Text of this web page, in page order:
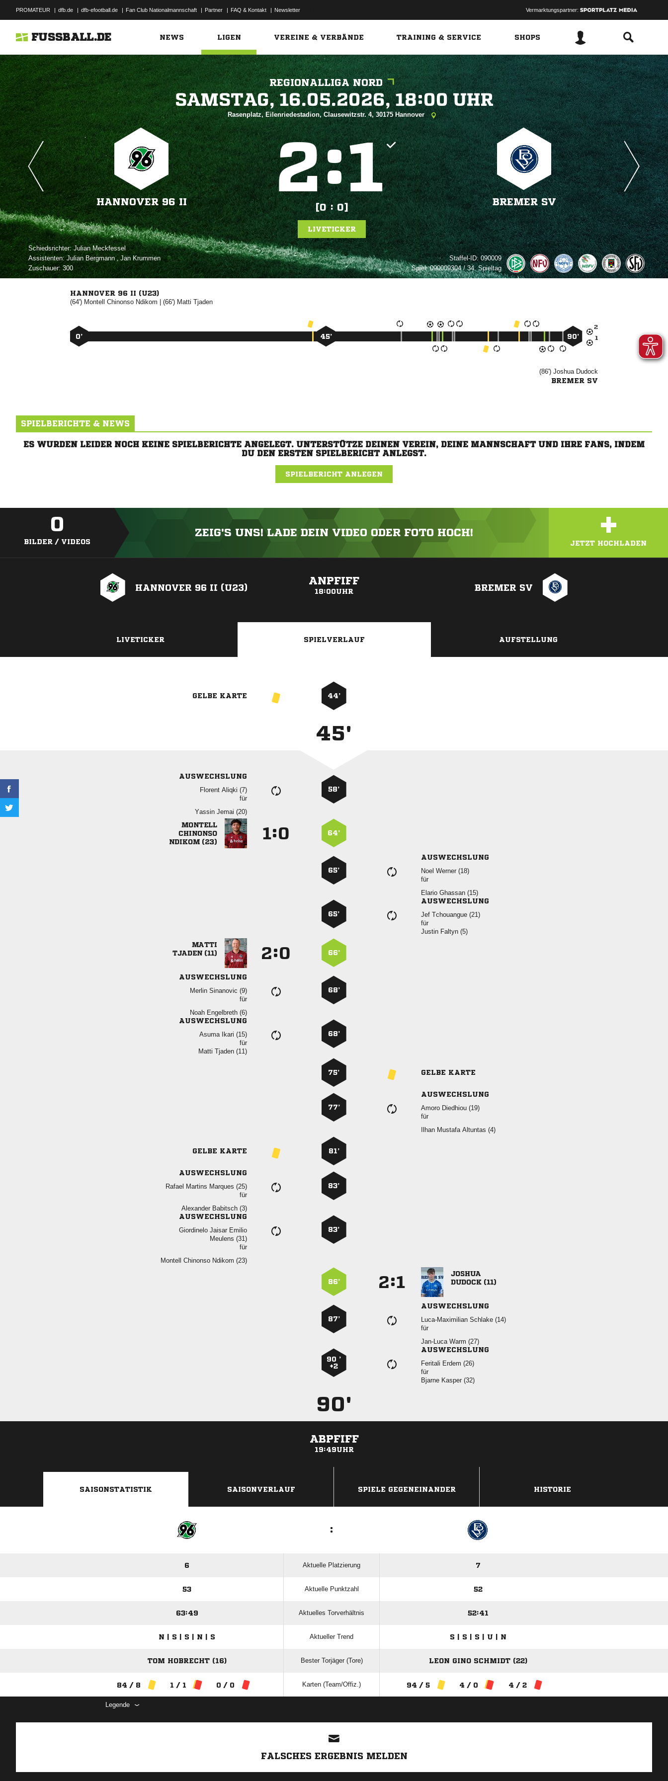
PROMATEUR | dfb.de | dfb-efootball.de | Fan Club Nationalmannschaft | Partner | FAQ & Kontakt | Newsletter Vermarktungspartner:
FUSSBALL.DE NEWS LIGEN VEREINE & VERBÄNDE TRAINING & SERVICE SHOPS
REGIONALLIGA NORD
   
Rasenplatz, Eilenriedestadion, Clausewitzstr. 4, 30175 Hannover
HANNOVER 96 II
:
[0 : 0]
BREMER SV
LIVETICKER
Schiedsrichter: 
Assistenten:   ,  
Zuschauer:300
Staffel-ID: 090009
Spiel:090009304 / 34. Spieltag
HANNOVER 96 II (U23)
(64')   | (66')  


0’ 45’ 90’
(86') 
BREMER SV
SPIELBERICHTE & NEWS
ES WURDEN LEIDER NOCH KEINE SPIELBERICHTE ANGELEGT. UNTERSTÜTZE DEINEN VEREIN, DEINE MANNSCHAFT UND IHRE FANS, INDEM
DU DEN ERSTEN SPIELBERICHT ANLEGST.
SPIELBERICHT ANLEGEN
0
BILDER / VIDEOS
ZEIG'S UNS! LADE DEIN VIDEO ODER FOTO HOCH! +
JETZT HOCHLADEN
HANNOVER 96 II (U23)
ANPFIFF
18:00UHR BREMER SV
LIVETICKER SPIELVERLAUF AUFSTELLUNG
GELBE KARTE 44’
45'
AUSWECHSLUNG
  
für
  
58’


 
: 64’
65’
AUSWECHSLUNG
  
für
  
65’
AUSWECHSLUNG
  
für
  

 
: 66’
AUSWECHSLUNG
  
für
  
68’
AUSWECHSLUNG
  
für
  
68’
75’ GELBE KARTE
77’
AUSWECHSLUNG
  
für
   
GELBE KARTE 81’
AUSWECHSLUNG
   
für
  
83’
AUSWECHSLUNG
  
 
für
   
83’
86’ :

 
87’
AUSWECHSLUNG
  
für
  
90 ’
+2
AUSWECHSLUNG
  
für
  
90'
ABPFIFF
19:49UHR
SAISONSTATISTIK SAISONVERLAUF SPIELE GEGENEINANDER HISTORIE
:
6 Aktuelle Platzierung 7
53 Aktuelle Punktzahl 52
63:49 Aktuelles Torverhältnis 52:41
N | S | S | N | S Aktueller Trend S | S | S | U | N
TOM HOBRECHT (16) Bester Torjäger (Tore) LEON GINO SCHMIDT (22)
84 / 8 1 / 1 0 / 0 Karten (Team/Offiz.) 94 / 5 4 / 0 4 / 2
Legende
FALSCHES ERGEBNIS MELDEN